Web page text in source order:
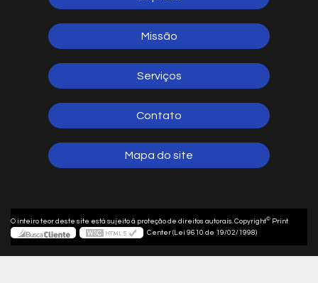
Missão
Serviços
Contato
Mapa do site
O inteiro teor deste site está sujeito à proteção de direitos autorais. Copyright© Print
Center (Lei 9610 de 19/02/1998)